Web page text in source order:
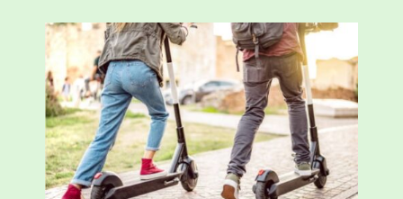
Ostegun honetan “Oinezko